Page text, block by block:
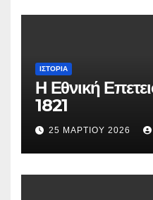
ΙΣΤΟΡΊΑ
Η Εθνική
1821
25 ΜΑΡΤΊΟΥ 2026